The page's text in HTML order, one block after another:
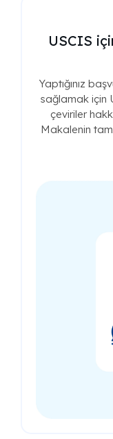
USCIS
Yaptığınız
sağlamak için
çeviriler
Makalenin